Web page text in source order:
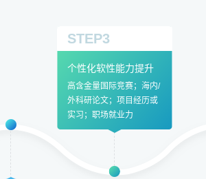
STEP3
个性化软性能力提升
高含金量国际竞赛；海内/
外科研论文；项目经历或
实习；职场就业力